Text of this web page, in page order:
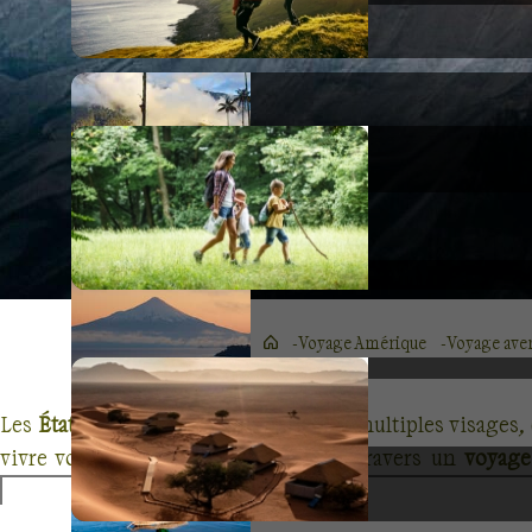
Voyage Amérique Voyage
Les États-Unis, ce vaste territoire aux multiples
vivre votre proprerêve américain, à travers un
majestueux et desculturesriches et variées.